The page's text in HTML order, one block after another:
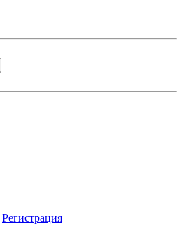
Регистрация